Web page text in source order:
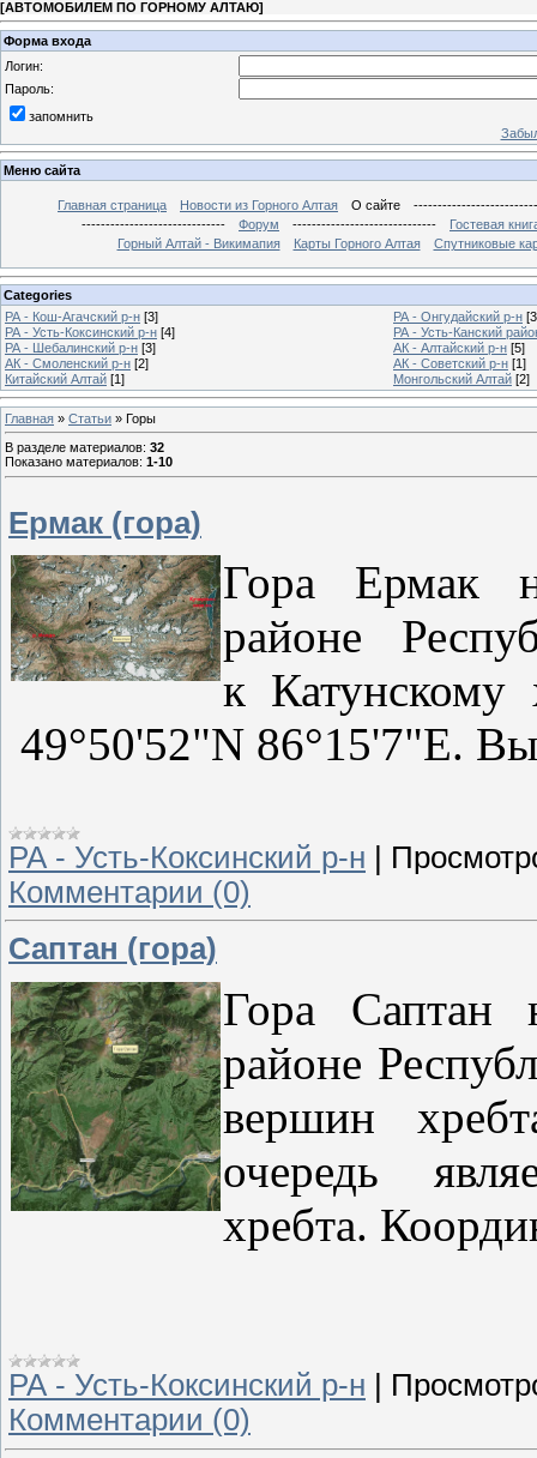
[АВТОМОБИЛЕМ ПО ГОРНОМУ АЛТАЮ]
Форма входа
Логин:
Пароль:
запомнить
Меню сайта
Главная страница Новости из Горного Алтая О сайте
------------------------------
Форум ------------------------------
Гостевая
Горный Алтай - Викимапия
Карты Горного Алтая Спутниковые
Categories
РА - Кош-Агачский р-н [3] РА - Онгудайский р-н
РА - Усть-Коксинский р-н [4]
РА - Усть-Канский
РА - Шебалинский р-н [3] АК - Алтайский р-н [5]
АК - Смоленский р-н [2] АК - Советский р-н [1]
Китайский Алтай [1] Монгольский Алтай [2]
Главная » Статьи » Горы
В разделе материалов: 32
Показано материалов: 1-10
Ермак (гора)
Гора Ермак
районе
к Катунскому
49°50'52"N 86°15'7"E.
РА - Усть-Коксинский р-н
Комментарии (0)
Саптан (гора)
Гора Саптан
районе
вершин
очередь
хребта.
РА - Усть-Коксинский р-н
Комментарии (0)